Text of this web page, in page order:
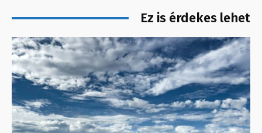
Ez is érdekes lehet